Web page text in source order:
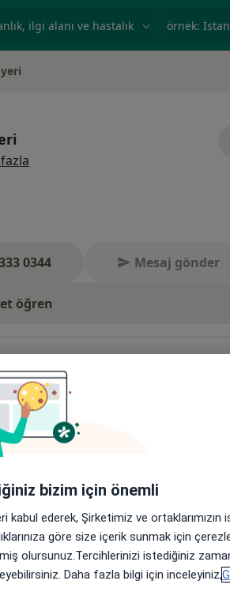
örnek:
0344 Mesaj gönder
öğren
Adresler Görüşler (27)
branşında
(Hipertansiyon)
Anemi
bizim için önemli
kabul ederek, Şirketimiz ve
göre size içerik sunmak için
olursunuz.Tercihlerinizi istediğiniz
Daha fazla bilgi için inceleyiniz,